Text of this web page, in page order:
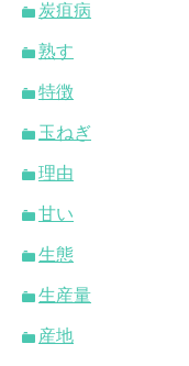
炭疽病
熟す
特徴
玉ねぎ
理由
甘い
生態
生産量
産地